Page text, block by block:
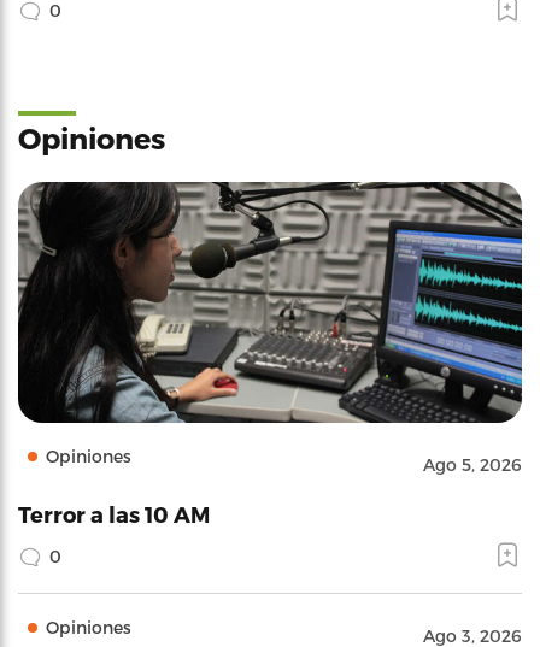
0
Opiniones
Opiniones Ago 5, 2026
Terror a las 10 AM
0
Opiniones Ago 3, 2026